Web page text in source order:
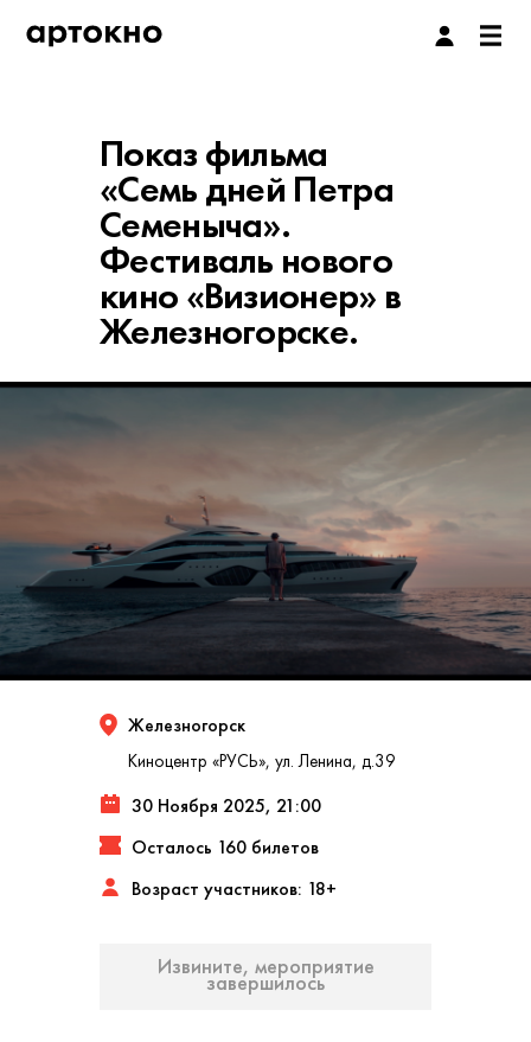
Показ фильма
«Семь дней Петра
Семеныча».
Фестиваль нового
кино «Визионер» в
Железногорске.
Железногорск
Киноцентр «РУСЬ», ул. Ленина, д.39
30 Ноября 2025, 21:00
Осталось 160 билетов
Возраст участников: 18+
Извините, мероприятие
завершилось